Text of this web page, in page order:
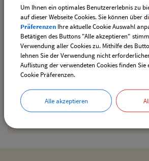
Gemeinde Pliening
Geltinger Str. 18
85652 Pliening
downloaden
Um Ihnen ein optimales Benutzererlebnis zu
auf dieser Webseite Cookies. Sie können über
Präferenzen Ihre aktuelle Cookie Auswahl
Betätigen des Buttons "Alle akzeptieren"
Verwendung aller Cookies zu. Mithilfe des
lehnen Sie der Verwendung nicht
Auflistung der verwendeten Cookies finden Sie
Cookie Präferenzen.
Alle akzeptieren